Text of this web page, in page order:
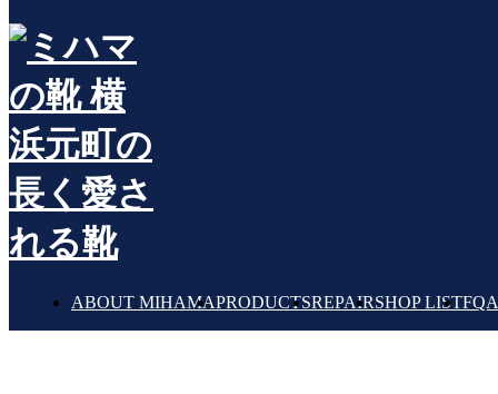
ABOUT MIHAMAPRODUCTSREPAIRSHOP LISTFQA
BLOG
記事